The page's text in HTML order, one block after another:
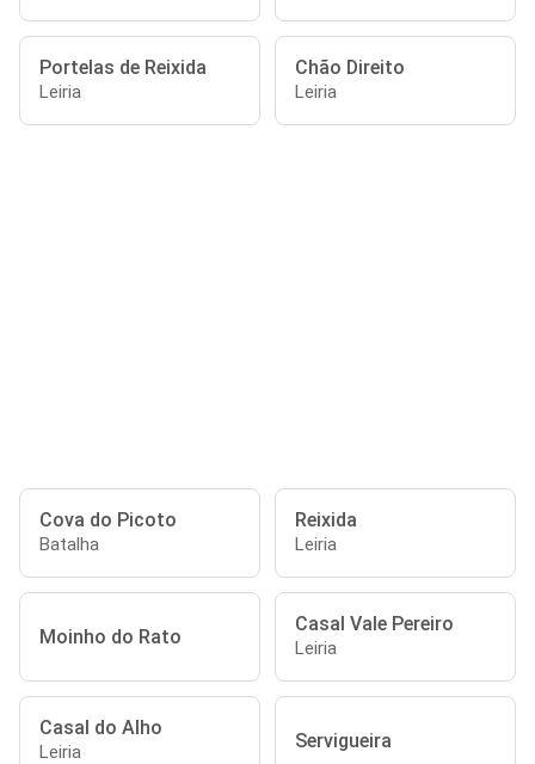
Portelas de Reixida
Leiria
Chão Direito
Leiria
Cova do Picoto
Batalha
Reixida
Leiria
Moinho do Rato
Casal Vale Pereiro
Leiria
Casal do Alho
Leiria Servigueira